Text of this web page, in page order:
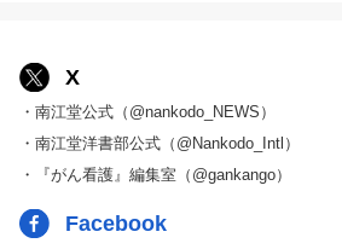
X
・南江堂公式（@nankodo_NEWS）
・南江堂洋書部公式（@Nankodo_Intl）
・『がん看護』編集室（@gankango）
Facebook